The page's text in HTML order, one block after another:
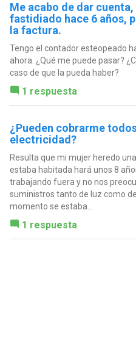
Me acabo de dar
fastidiado hace 6 años,
la factura.
Tengo el contador esteopeado
ahora. ¿Qué me puede pasar?
caso de que la pueda haber?
1 respuesta
¿Pueden cobrarme
electricidad?
Resulta que mi mujer heredo
estaba habitada hará unos 8
trabajando fuera y no nos
suministros tanto de luz como
momento se estaba...
1 respuesta